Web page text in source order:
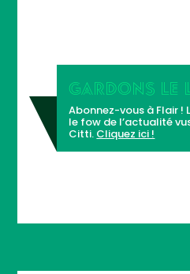
GARDONS LE
Abonnez-vous à Flair !
le fow de l’actualité
Citti. Cliquez ici !